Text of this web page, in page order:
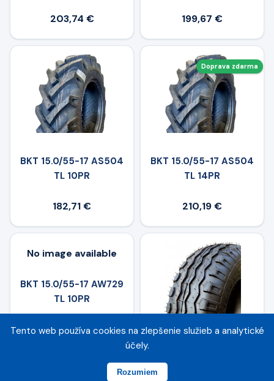
203,74 € 199,67 €
BKT 15.0/55-17 AS504
TL 10PR
182,71 €
Doprava zdarma
BKT 15.0/55-17 AS504
TL 14PR
210,19 €
No image available
BKT 15.0/55-17 AW729
TL 10PR
Tento web používa cookies na zlepšenie služieb a analytické
účely.
Rozumiem